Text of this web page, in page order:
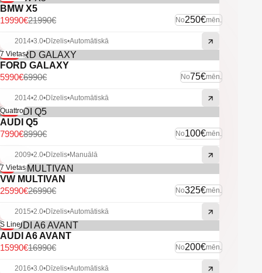
BMW X5
No250€mēn.
21990€
19990€
2014•3.0•Dīzelis•Automātiskā
-14%
7 Vietas
FORD GALAXY
No75€mēn.
6990€
5990€
2014•2.0•Dīzelis•Automātiskā
-11%
Quattro
AUDI Q5
No100€mēn.
8990€
7990€
2009•2.0•Dīzelis•Manuālā
-4%
7 Vietas
VW MULTIVAN
No325€mēn.
26990€
25990€
2015•2.0•Dīzelis•Automātiskā
-6%
S Line
AUDI A6 AVANT
No200€mēn.
16990€
15990€
2016•3.0•Dīzelis•Automātiskā